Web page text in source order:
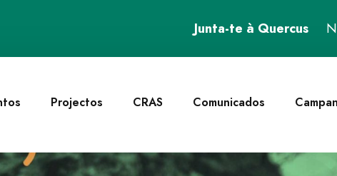
Junta-te à Quercus
Projectos CRAS Comunicados